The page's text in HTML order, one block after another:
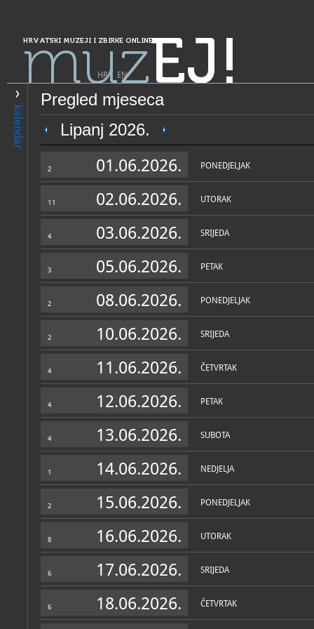
HRVATSKI MUZEJI I ZBIRKE ONLINE
muzEJ!
HR| EN
kalendar
Pregled mjeseca
Lipanj 2026.
2 01.06.2026. PONEDJELJAK
11 02.06.2026. UTORAK
4 03.06.2026. SRIJEDA
3 05.06.2026. PETAK
2 08.06.2026. PONEDJELJAK
2 10.06.2026. SRIJEDA
4 11.06.2026. ČETVRTAK
4 12.06.2026. PETAK
4 13.06.2026. SUBOTA
1 14.06.2026. NEDJELJA
2 15.06.2026. PONEDJELJAK
8 16.06.2026. UTORAK
6 17.06.2026. SRIJEDA
6 18.06.2026. ČETVRTAK
PRETRAŽIVANJE
Grad Zagreb
Muzej Prigorja
OPĆI PODACI
Muzej
lokaliteta na brijegu
godine, što je potaknulo
Muzej je smješten u
stoljeća.
povijesni i etnografski
Arheološka iskopavanja
materijalne kulture - od
željeznoga i rimskoga
potvrđuju kontinuitet
na području grada
u sjeverozapadnoj
kućne uporabe.
Zbirke
OSTALE ZBIRKE
Arheološka zbirka;